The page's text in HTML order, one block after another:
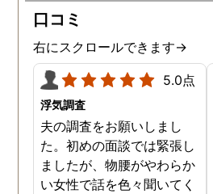
口コミ
右にスクロールできます→
5.0点
浮気調査
夫の調査をお願いしまし
た。初めの面談では緊張し
ましたが、物腰がやわらか
い女性で話を色々聞いてく